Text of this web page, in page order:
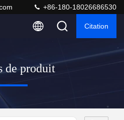
+86-180-18026686530
Citation
de produit